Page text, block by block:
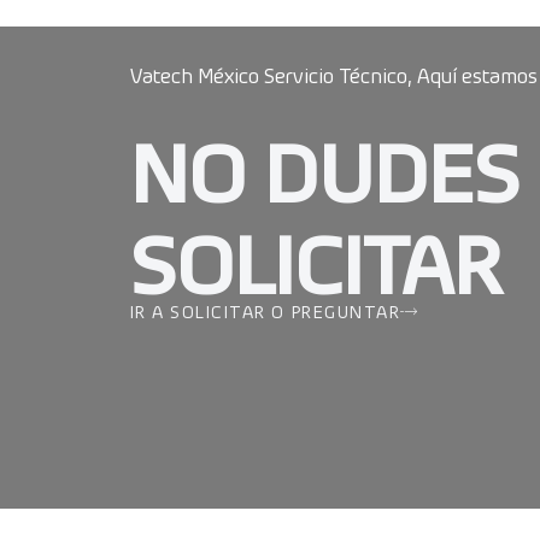
Vatech México Servicio Técnico, Aquí estamos
NO DUDES
SOLICITAR
IR A SOLICITAR O PREGUNTAR